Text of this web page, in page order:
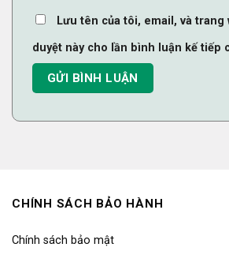
Lưu tên của tôi, email, và
duyệt này cho lần bình luận kế tiếp
CHÍNH SÁCH BẢO HÀNH
Chính sách bảo mật